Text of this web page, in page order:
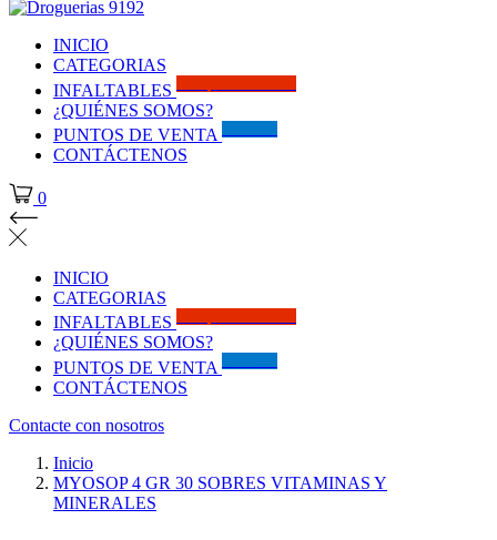
INICIO
CATEGORIAS
INFALTABLES
¿QUIÉNES SOMOS?
PUNTOS DE VENTA
CONTÁCTENOS
0
INICIO
CATEGORIAS
INFALTABLES
¿QUIÉNES SOMOS?
PUNTOS DE VENTA
CONTÁCTENOS
Contacte con nosotros
Inicio
MYOSOP 4 GR 30 SOBRES VITAMINAS Y
MINERALES